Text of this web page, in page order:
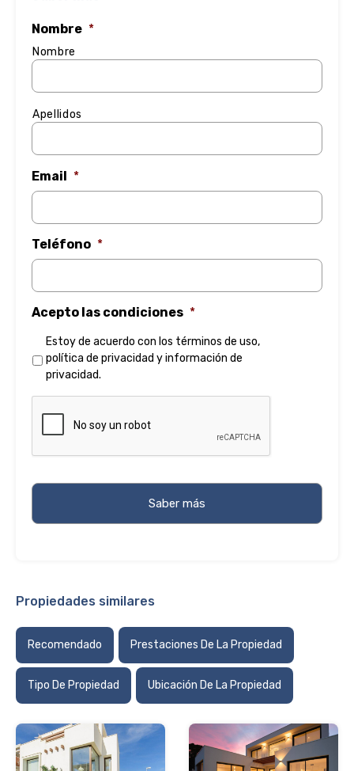
Nombre *
Nombre
Apellidos
Email *
Teléfono *
Acepto las condiciones *
Estoy de acuerdo con los términos de uso,
política de privacidad yinformación de
privacidad.
Propiedades similares
Recomendado Prestaciones De La Propiedad
Tipo De Propiedad Ubicación De La Propiedad